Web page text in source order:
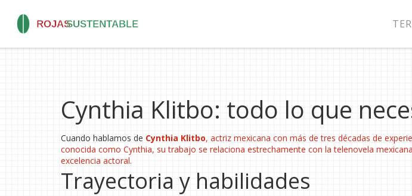
Cynthia Klitbo: todo lo que
Cuando hablamos de Cynthia Klitbo, actriz mexicana con más de tres décadas de
conocida como Cynthia, su trabajo se relaciona estrechamente con latelenovela mexicana
excelencia actoral.
Trayectoria y habilidades